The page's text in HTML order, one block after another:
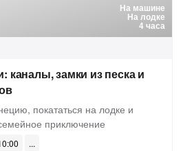
На машине
На лодке
4 часа
каналы, замки из песка и
покататься на лодке и
приключение